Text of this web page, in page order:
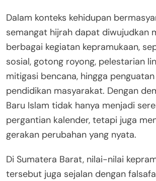
Dalam konteks kehidupan
semangat hijrah dapat diwujudkan
berbagai kegiatan kepramukaan,
sosial, gotong royong, pelestarian
mitigasi bencana, hingga
pendidikan masyarakat. Dengan
Baru Islam tidak hanya menjadi
pergantian kalender, tetapi juga
gerakan perubahan yang nyata.
Di Sumatera Barat, nilai-nilai
tersebut juga sejalan dengan